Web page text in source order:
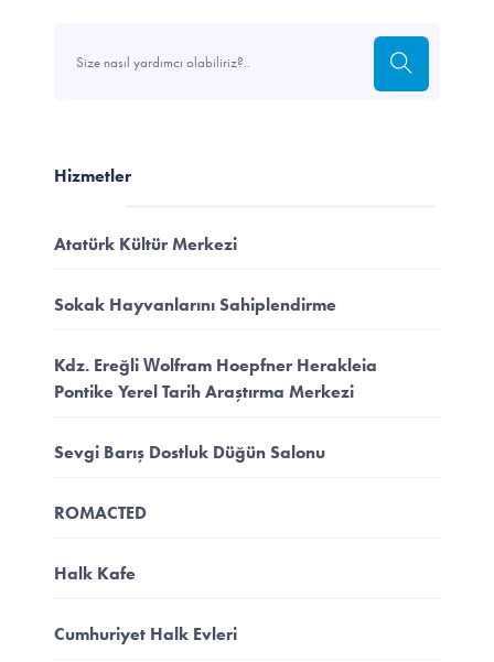
Hizmetler
Atatürk Kültür Merkezi
Sokak Hayvanlarını Sahiplendirme
Kdz. Ereğli Wolfram Hoepfner Herakleia
Pontike Yerel Tarih Araştırma Merkezi
Sevgi Barış Dostluk Düğün Salonu
ROMACTED
Halk Kafe
Cumhuriyet Halk Evleri